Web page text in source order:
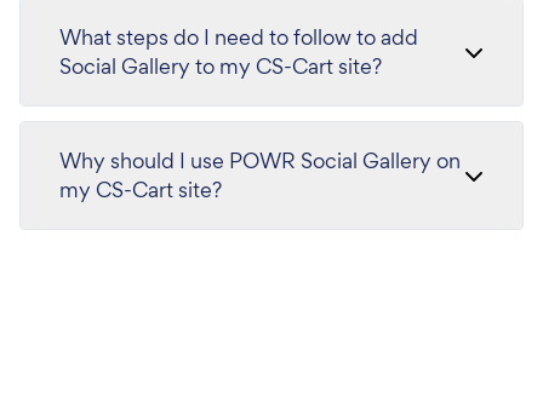
What steps do I need to follow to add
Social Gallery to my CS-Cart site?
Why should I use POWR Social Gallery on
my CS-Cart site?